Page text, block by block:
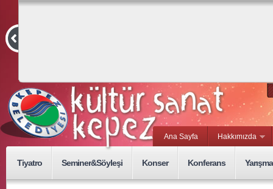
Ana Sayfa Hakkımızda
Tiyatro Seminer&Söyleşi Konser Konferans Yarışma